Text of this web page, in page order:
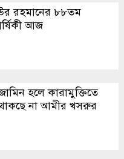
রহমানের ৮৮তম
আজ
হলে কারামুক্তিতে
না আমীর খসরুর